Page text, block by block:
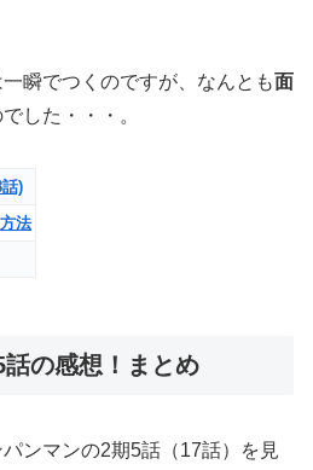
瞬でつくのですが、なんとも面
した・・・。
)
法
の感想！まとめ
ンマンの2期5話（17話）を見